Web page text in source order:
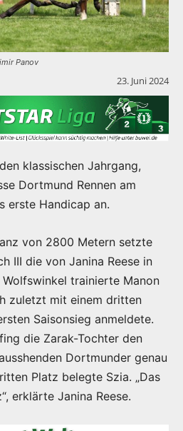
Panov
23. Juni 2024
klassischen Jahrgang,
Dortmund Rennen am
erste Handicap an.
von 2800 Metern setzte
III die von Janina Reese in
trainierte Manon
zuletzt mit einem dritten
Saisonsieg anmeldete.
die Zarak-Tochter den
Dortmunder genau
Platz belegte Szia. „Das
erklärte Janina Reese.